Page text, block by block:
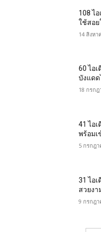
108 ไ
ใช้สอย
14 สิงหา
60 ไอ
บังแดด
18 กรกฎ
41 ไอ
พร้อมเ
5 กรกฎา
31 ไอ
สวยง
9 กรกฎา